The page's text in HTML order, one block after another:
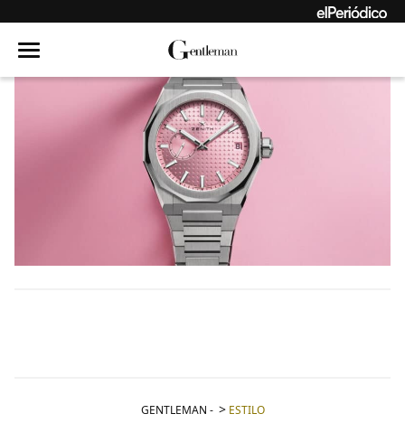
GENTLEMAN - ESTILO